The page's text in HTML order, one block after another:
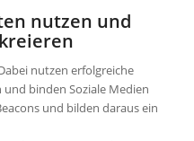
nutzen und
nutzen erfolgreiche
binden Soziale Medien
und bilden daraus ein